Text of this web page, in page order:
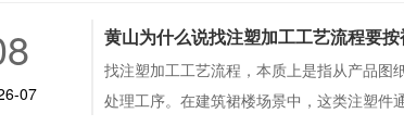
07
黄山为什么说找注塑加工工艺流程要
找注塑加工工艺流程，本质上是指从产品图
处理工序。在建筑裙楼场景中，这类注塑